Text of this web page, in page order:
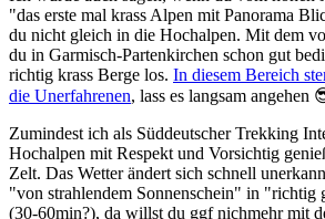
"das erste mal krass Alpen mit Panorama
du nicht gleich in die Hochalpen. Mit dem
du in Garmisch-Partenkirchen schon gut
richtig krass Berge los. In diesem Bereich
die Unerfahrenen, lass es langsam angehen
Zumindest ich als Süddeutscher Trekking
Hochalpen mit Respekt und Vorsichtig
Zelt. Das Wetter ändert sich schnell
"von strahlendem Sonnenschein" in "richtig
(30-60min?), da willst du ggf nichmehr mit